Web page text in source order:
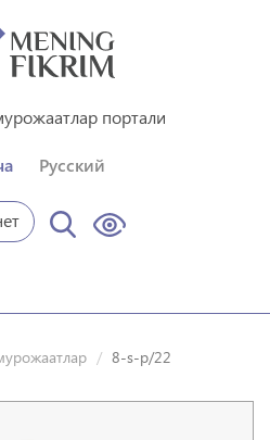
портали
Русский
8-s-p/22